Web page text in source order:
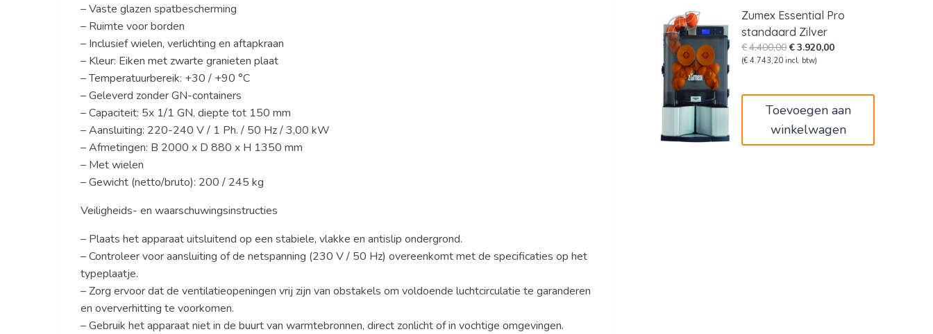
– Vaste glazen spatbescherming
– Ruimte voor borden
– Inclusief wielen, verlichting en aftapkraan
– Kleur: Eiken met zwarte granieten plaat
– Temperatuurbereik: +30 / +90 °C
– Geleverd zonder GN-containers
– Capaciteit: 5x 1/1 GN, diepte tot 150 mm
– Aansluiting: 220-240 V / 1 Ph. / 50 Hz / 3,00 kW
– Afmetingen: B 2000 x D 880 x H 1350 mm
– Met wielen
– Gewicht (netto/bruto): 200 / 245 kg
Veiligheids- en waarschuwingsinstructies
– Plaats het apparaat uitsluitend op een stabiele, vlakke en antislip ondergrond.
– Controleer voor aansluiting of de netspanning (230 V / 50 Hz) overeenkomt met de specificaties op het
typeplaatje.
– Zorg ervoor dat de ventilatieopeningen vrij zijn van obstakels om voldoende luchtcirculatie te garanderen
en oververhitting te voorkomen.
– Gebruik het apparaat niet in de buurt van warmtebronnen, direct zonlicht of in vochtige omgevingen.
Zumex Essential Pro
standaard Zilver
€4.400,00Oorspronkelijke
prijs
€3.920,00Huidige
(€ 4.743,20 incl. btw)
Toevoegen aan
winkelwagen